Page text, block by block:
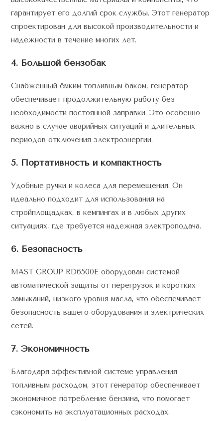
гарантирует его долгий срок службы. Этот генератор
спроектирован для высокой производительности и
надежности в течение многих лет.
4. Большой бензобак
Снабженный ёмким топливным баком, генератор
обеспечивает продолжительную работу без
необходимости постоянной заправки. Это особенно
важно в случае аварийных ситуаций и длительных
периодов отключения электроэнергии.
5. Портативность и компактность
Удобные ручки и колеса для перемещения. Он
идеально подходит для использования на
стройплощадках, в кемпингах и в любых других
ситуациях, где требуется надежная электроподача.
6. Безопасность
MAST GROUP RD6500E оборудован системой
автоматической защиты от перегрузок и коротких
замыканий, низкого уровня масла, что обеспечивает
безопасность вашего оборудования и электрических
сетей.
7. Экономичность
Благодаря эффективной системе управления
топливным расходом, этот генератор обеспечивает
экономичное потребление бензина, что помогает
сэкономить на эксплуатационных расходах.